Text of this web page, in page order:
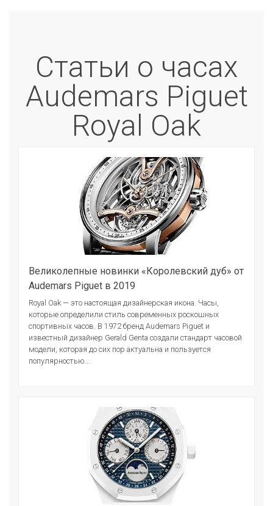
Статьи о часах
Audemars Piguet
Royal Oak
Великолепные новинки «Королевский дуб» от
Audemars Piguet в 2019
Royal Oak — это настоящая дизайнерская икона. Часы,
которые определили стиль современных роскошных
спортивных часов. В 1972 бренд Audemars Piguet и
известный дизайнер Gerald Genta создали стандарт часовой
модели, которая до сих пор актуальна и пользуется
популярностью...